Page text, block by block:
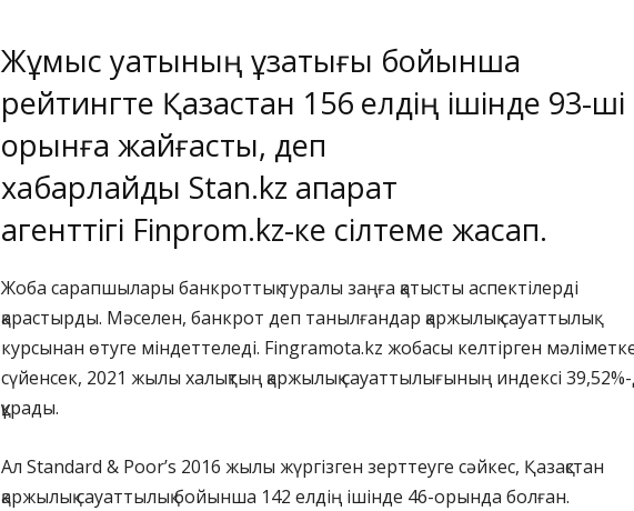
Жұмыс уақтының ұзақтығы бойынша
рейтингте Қазақстан 156 елдің ішінде 93-ші
орынға жайғасты, деп
хабарлайды Stan.kz ақпарат
агенттігі Finprom.kz-ке сілтеме жасап.
Жоба сарапшылары банкроттық туралы заңға қатысты аспектілерді
қарастырды. Мәселен, банкрот деп танылғандар қаржылық сауаттылық
курсынан өтуге міндеттеледі. Fingramota.kz жобасы келтірген
сүйенсек, 2021 жылы халықтың қаржылық сауаттылығының индексі
құрады.
Ал Standard & Poor’s 2016 жылы жүргізген зерттеуге сәйкес, Қазақстан
қаржылық сауаттылық бойынша 142 елдің ішінде 46-орында болған.